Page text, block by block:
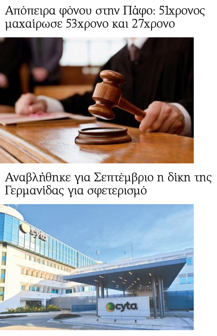
Απόπειρα φόνου στην Πάφο: 51χρονος
μαχαίρωσε 53χρονο και 27χρονο
Αναβλήθηκε για Σεπτέμβριο η δίκη της
Γερμανίδας για σφετερισμό